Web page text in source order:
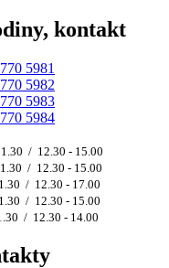
kontakt
5981
5982
5983
5984
/ 12.30 - 15.00
/ 12.30 - 15.00
/ 12.30 - 17.00
/ 12.30 - 15.00
/ 12.30 - 14.00